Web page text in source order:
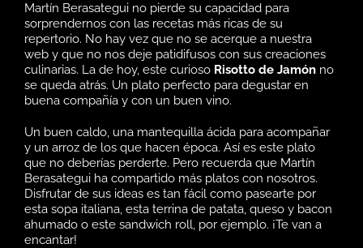
Martín Berasategui no pierde su capacidad para
sorprendernos con las recetas más ricas de su
repertorio. No hay vez que no se acerque a nuestra
web y que no nos deje patidifusos con sus creaciones
culinarias. La de hoy, este curioso Risotto de Jamón no
se queda atrás. Un plato perfecto para degustar en
buena compañía y con un buen vino.
Un buen caldo, una mantequilla ácida para acompañar
y un arroz de los que hacen época. Así es este plato
que no deberías perderte. Pero recuerda que Martín
Berasategui ha compartido más platos con nosotros.
Disfrutar de sus ideas es tan fácil como pasearte por
esta sopa italiana, esta terrina de patata, queso y bacon
ahumado o este sandwich roll, por ejemplo. ¡Te van a
encantar!